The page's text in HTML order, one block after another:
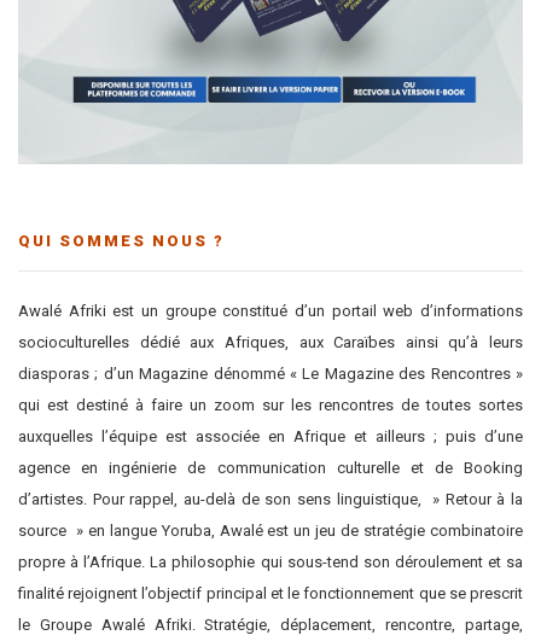
QUI SOMMES NOUS ?
Awalé Afriki est un groupe constitué d’un portail web d’informations
socioculturelles dédié aux Afriques, aux Caraïbes ainsi qu’à leurs
diasporas ; d’un Magazine dénommé « Le Magazine des Rencontres »
qui est destiné à faire un zoom sur les rencontres de toutes sortes
auxquelles l’équipe est associée en Afrique et ailleurs ; puis d’une
agence en ingénierie de communication culturelle et de Booking
d’artistes. Pour rappel, au-delà de son sens linguistique, » Retour à la
source » en langue Yoruba, Awalé est un jeu de stratégie combinatoire
propre à l’Afrique. La philosophie qui sous-tend son déroulement et sa
finalité rejoignent l’objectif principal et le fonctionnement que se prescrit
le Groupe Awalé Afriki. Stratégie, déplacement, rencontre, partage,